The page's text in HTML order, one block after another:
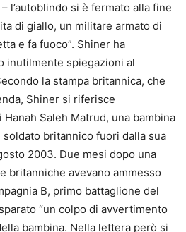
l’autoblindo si è fermato alla fine
di giallo, un militare armato di
e fa fuoco”. Shiner ha
inutilmente spiegazioni al
la stampa britannica, che
Shiner si riferisce
Saleh Matrud, una bambina
britannico fuori dalla sua
2003. Due mesi dopo una
britanniche avevano ammesso
B, primo battaglione del
“un colpo di avvertimento
bambina. Nella lettera però si